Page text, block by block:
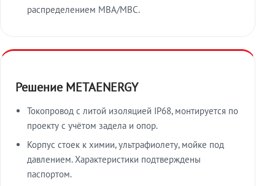
распределением МВА/МВС.
Решение METAENERGY
Токопровод с литой изоляцией IP68, монтируется по
проекту с учётом задела и опор.
Корпус стоек к химии, ультрафиолету, мойке под
давлением. Характеристики подтверждены
паспортом.